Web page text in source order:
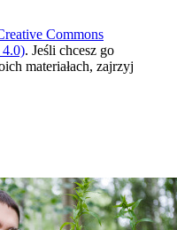
Commons
. Jeśli chcesz go
materiałach, zajrzyj